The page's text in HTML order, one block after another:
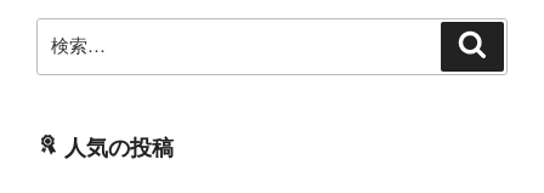
索:
人気の投稿